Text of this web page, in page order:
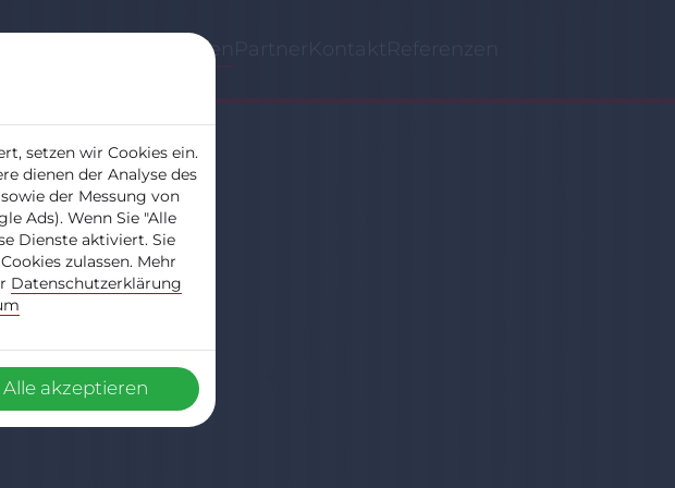
Leistungen
setzen wir Cookies ein.
dienen der Analyse des
der Messung von
Ads). Wenn Sie "Alle
Dienste aktiviert. Sie
zulassen. Mehr
Datenschutzerklärung
Alle akzeptieren